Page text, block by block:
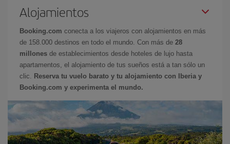
Alojamientos
Booking.com conecta a los viajeros con alojamientos en más
de 158.000 destinos en todo el mundo. Con más de 28
millones de establecimientos desde hoteles de lujo hasta
apartamentos, el alojamiento de tus sueños está a tan sólo un
clic.
Reserva tu vuelo barato y tu alojamiento con Iberia y
Booking.com y experimenta el mundo.